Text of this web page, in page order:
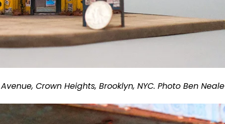
Crown Heights, Brooklyn, NYC. Photo Ben Neale